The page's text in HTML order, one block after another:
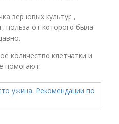
зерновых культур ,
польза от которого была
количество клетчатки и
помогают: